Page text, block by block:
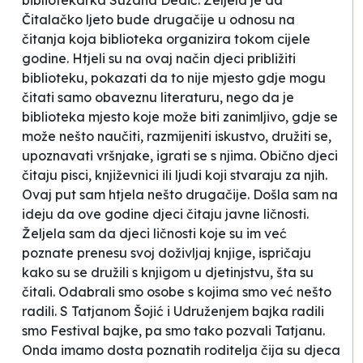
Čitalačko ljeto bude drugačije u odnosu na
čitanja koja biblioteka organizira tokom cijele
godine. Htjeli su na ovaj način djeci približiti
biblioteku, pokazati da to nije mjesto gdje mogu
čitati samo obaveznu literaturu, nego da je
biblioteka mjesto koje može biti zanimljivo, gdje se
može nešto naučiti, razmijeniti iskustvo, družiti se,
upoznavati vršnjake, igrati se s njima. Obično djeci
čitaju pisci, književnici ili ljudi koji stvaraju za njih.
Ovaj put sam htjela nešto drugačije. Došla sam na
ideju da ove godine djeci čitaju javne ličnosti.
Željela sam da djeci ličnosti koje su im već
poznate prenesu svoj doživljaj knjige, ispričaju
kako su se družili s knjigom u djetinjstvu, šta su
čitali. Odabrali smo osobe s kojima smo već nešto
radili. S Tatjanom Šojić i Udruženjem bajka radili
smo Festival bajke, pa smo tako pozvali Tatjanu.
Onda imamo dosta poznatih roditelja čija su djeca